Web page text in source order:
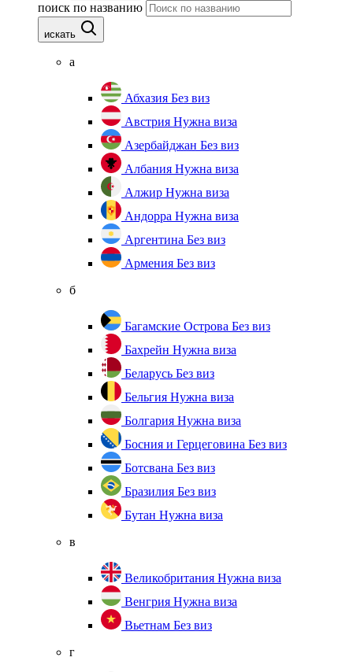
поиск по названию
искать
а
Абхазия Без виз
Австрия Нужна виза
Азербайджан Без виз
Албания Нужна виза
Алжир Нужна виза
Андорра Нужна виза
Аргентина Без виз
Армения Без виз
б
Багамские Острова Без виз
Бахрейн Нужна виза
Беларусь Без виз
Бельгия Нужна виза
Болгария Нужна виза
Босния и Герцеговина Без виз
Ботсвана Без виз
Бразилия Без виз
Бутан Нужна виза
в
Великобритания Нужна виза
Венгрия Нужна виза
Вьетнам Без виз
г